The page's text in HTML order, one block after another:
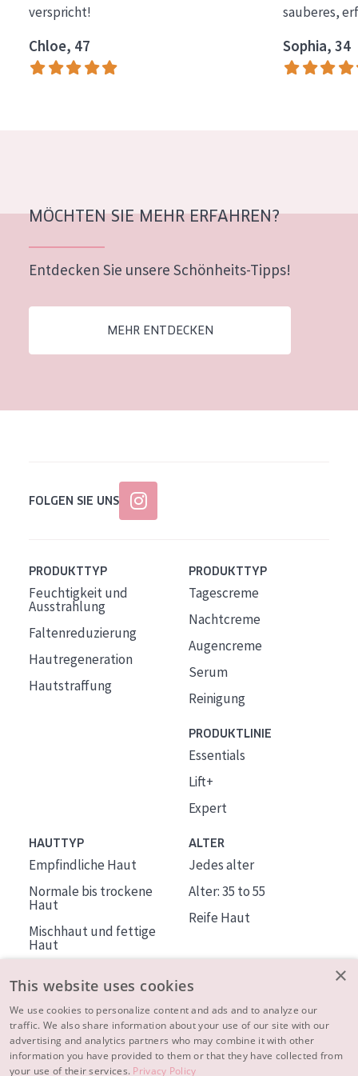
Essentials
Lift+
Expert
Mischhaut und fettige Haut
Reife Haut
Der Sonne ausgesetzte Haut
Jedes alter
Reife Haut
verspricht!
Chloe, 47
sauberes,
Sophia, 34
MÖCHTEN SIE MEHR ERFAHREN?
Entdecken Sie unsere Schönheits-Tipps!
MEHR ENTDECKEN
FOLGEN SIE UNS
PRODUKTTYP
Feuchtigkeit und
Ausstrahlung
Faltenreduzierung
Hautregeneration
Hautstraffung
PRODUKTTYP
Tagescreme
Nachtcreme
Augencreme
Serum
Reinigung
PRODUKTLINIE
Essentials
Lift+
Expert
HAUTTYP
Empfindliche Haut
Normale bis trockene
Haut
Mischhaut und fettige
Haut
Haut
ALTER
Jedes alter
Alter: 35 to 55
Reife Haut
ÜBER DIADERMINE
Mehr über uns
×
This website uses cookies
We use cookies to personalize content and ads and to analyze our
traffic. We also share information about your use of our site with our
advertising and analytics partners who may combine it with other
information you have provided to them or that they have collected from
your use of their services. Privacy Policy